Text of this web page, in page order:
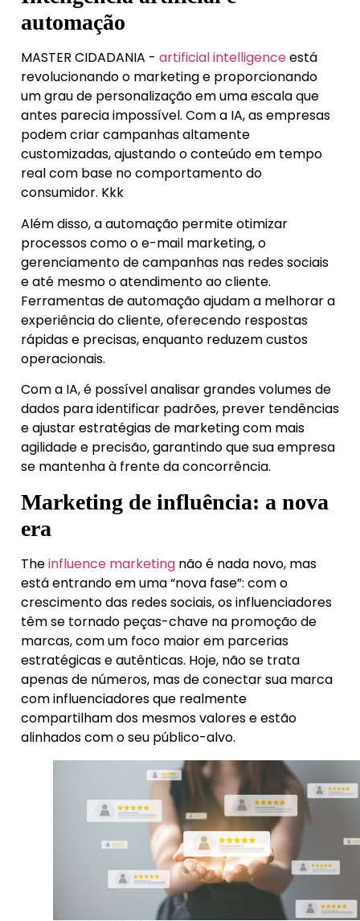
automação
MASTER CIDADANIA - artificial intelligenceestá
revolucionando o marketing e proporcionando
um grau de personalização em uma escala que
antes parecia impossível. Com a IA, as empresas
podem criar campanhas altamente
customizadas, ajustando o conteúdo em tempo
real com base no comportamento do
consumidor. Kkk
Além disso, a automação permite otimizar
processos como o e-mail marketing, o
gerenciamento de campanhas nas redes sociais
e até mesmo o atendimento ao cliente.
Ferramentas de automação ajudam a melhorar a
experiência do cliente, oferecendo respostas
rápidas e precisas, enquanto reduzem custos
operacionais.
Com a IA, é possível analisar grandes volumes de
dados para identificar padrões, prever tendências
e ajustar estratégias de marketing com mais
agilidade e precisão, garantindo que sua empresa
se mantenha à frente da concorrência.
Marketing de influência: a nova
era
Theinfluence marketing não é nada novo, mas
está entrando em uma “nova fase”: com o
crescimento das redes sociais, os influenciadores
têm se tornado peças-chave na promoção de
marcas, com um foco maior em parcerias
estratégicas e autênticas. Hoje, não se trata
apenas de números, mas de conectar sua marca
com influenciadores que realmente
compartilham dos mesmos valores e estão
alinhados com o seu público-alvo.